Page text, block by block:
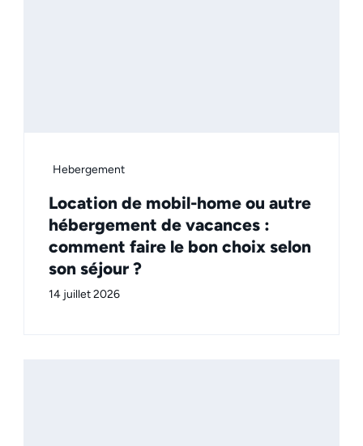
Hebergement
Location de mobil-home ou autre
hébergement de vacances :
comment faire le bon choix selon
son séjour ?
14 juillet 2026